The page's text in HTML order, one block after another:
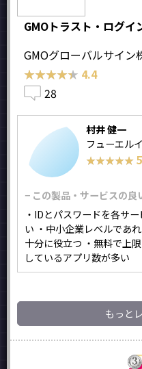
GMOトラスト・ログイ
GMOグローバルサイン
★★★★★
★★★★★ 4.4
28
村井 健一
フューエル
★★★★★
★★★★★
− この製品・サービスの良
・IDとパスワードを各サ
い ・中小企業レベルであ
十分に役立つ ・無料で上
しているアプリ数が多い
もっと